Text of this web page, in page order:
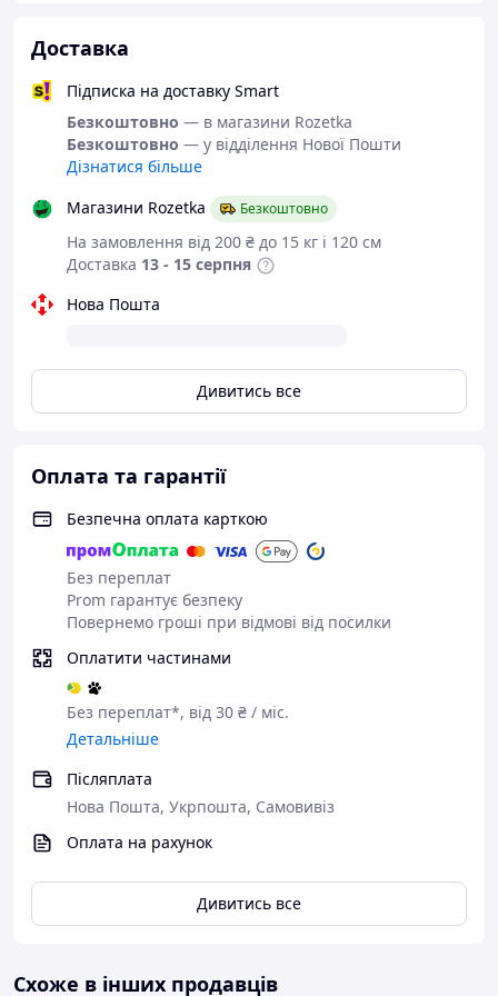
Опір контакту: < 2.5 мОм
30℃, 12A - 40℃, 15A - 50℃
Кількість з'єднань: > 750 разів
Робоча температура: -40℃..+80℃
Специфікація кабелю: ⌀ 5.5 мм～⌀ 7 мм
Ступінь захисту: IP67
C/RJ45/015/PE-42-001та кабельної розеткиLP-16-
J/RJ45/110/PP-02-001 .
Доставка
Підписка на доставку Smart
Безкоштовно — в магазини Rozetka
Безкоштовно — у відділення Нової Пошти
Дізнатися більше
Магазини Rozetka
Безкоштовно
На замовлення від 200 ₴ до 15 кг і 120 см
Доставка 13 - 15 серпня
Нова Пошта
Дивитись все
Оплата та гарантії
Безпечна оплата карткою
Без переплат
Prom гарантує безпеку
Повернемо гроші при відмові від посилки
Оплатити частинами
Без переплат*, від 30 ₴ / міс.
Детальніше
Післяплата
Нова Пошта, Укрпошта, Самовивіз
Оплата на рахунок
Дивитись все
Схоже в інших продавців